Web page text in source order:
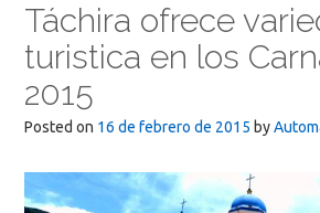
Táchira ofrece
turistica en los
2015
Posted on 16 de febrero de 2015 by